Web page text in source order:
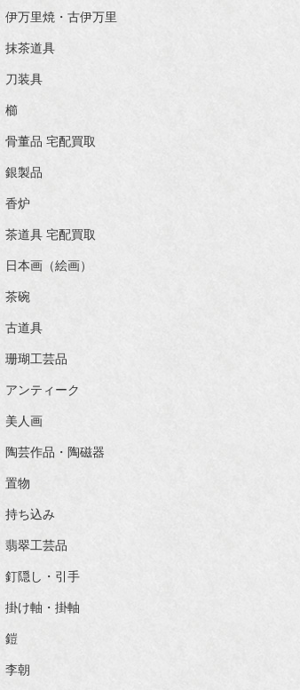
伊万里焼・古伊万里
抹茶道具
刀装具
櫛
骨董品 宅配買取
銀製品
香炉
茶道具 宅配買取
日本画（絵画）
茶碗
古道具
珊瑚工芸品
アンティーク
美人画
陶芸作品・陶磁器
置物
持ち込み
翡翠工芸品
釘隠し・引手
掛け軸・掛軸
鎧
李朝